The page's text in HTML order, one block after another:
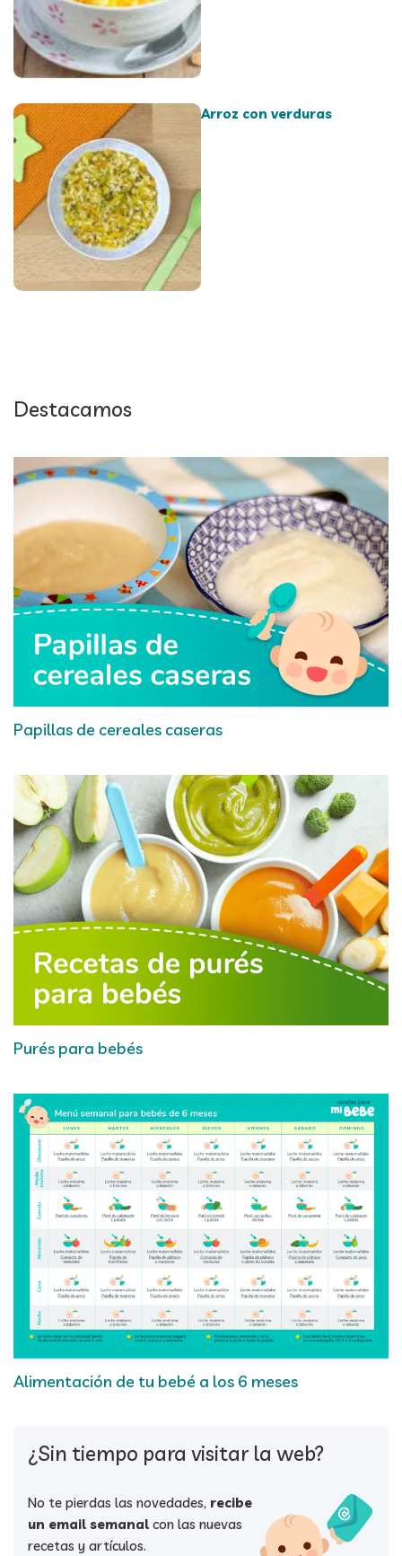
Arroz con verduras
Destacamos
Papillas de cereales caseras
Purés para bebés
Alimentación de tu bebé a los 6 meses
¿Sin tiempo para visitar la web?
No te pierdas las novedades, recibe
un email semanal con las nuevas
recetas y artículos.